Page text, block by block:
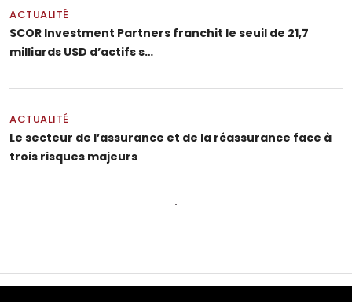
ACTUALITÉ
SCOR Investment Partners franchit le seuil de 21,7
milliards USD d’actifs s…
ACTUALITÉ
Le secteur de l’assurance et de la réassurance face à
trois risques majeurs